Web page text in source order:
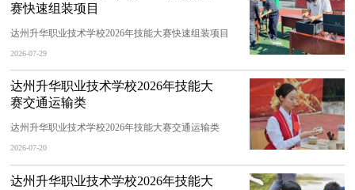
赛快速组装项目
达州升华职业技术学校2026年技能大赛快速组装项目
2026-07-29
达州升华职业技术学校2026年技能大
赛交通运输类
达州升华职业技术学校2026年技能大赛交通运输类
2026-07-20
达州升华职业技术学校2026年技能大